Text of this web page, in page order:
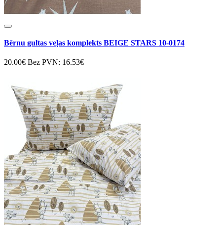
Bērnu gultas veļas komplekts BEIGE STARS 10-0174
20.00€ Bez PVN: 16.53€